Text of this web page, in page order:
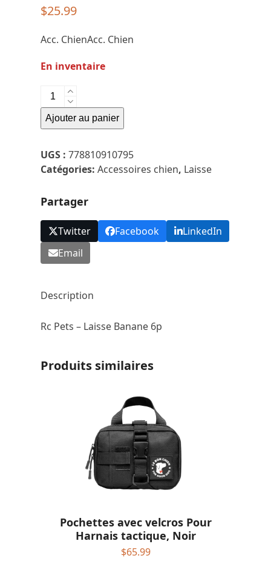
$25.99
Acc. ChienAcc. Chien
En inventaire
quantité
de
Rc
-
Laisse
motif
6pied
Ajouter au panier
UGS :778810910795
Catégories:Accessoires chien, Laisse
Partager
Twitter Facebook
LinkedIn
Email
Description
Rc Pets – Laisse Banane 6p
Produits similaires
Pochettes avec velcros Pour
Harnais tactique, Noir
$65.99